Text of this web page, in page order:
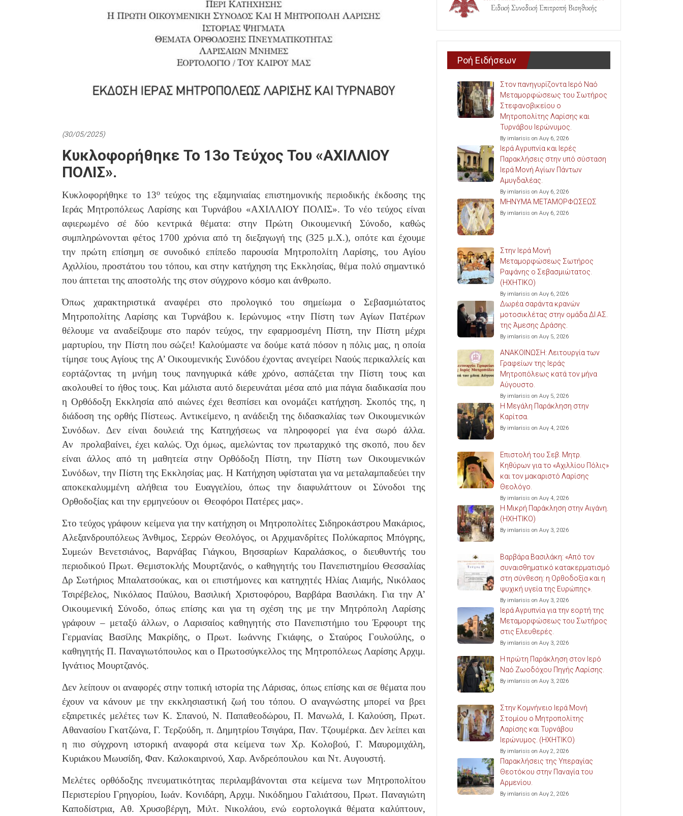
(30/05/2025)
Κυκλοφορήθηκε Το 13ο Τεύχος Του «ΑΧΙΛΛΙΟΥ
ΠΟΛΙΣ».
Κυκλοφορήθηκε το 13οτεύχος της εξαμηνιαίας επιστημονικής περιοδικής έκδοσης της
Ιεράς Μητροπόλεως Λαρίσης και Τυρνάβου «ΑΧΙΛΛΙΟΥ ΠΟΛΙΣ». Το νέο τεύχος είναι
αφιερωμένο σέ δύο κεντρικά θέματα: στην Πρώτη Οικουμενική Σύνοδο, καθώς
συμπληρώνονται φέτος 1700 χρόνια από τη διεξαγωγή της (325 μ.Χ.), οπότε και έχουμε
την πρώτη επίσημη σε συνοδικό επίπεδο παρουσία Μητροπολίτη Λαρίσης, του Αγίου
Αχιλλίου, προστάτου του τόπου, και στην κατήχηση της Εκκλησίας, θέμα πολύ σημαντικό
που άπτεται της αποστολής της στον σύγχρονο κόσμο και άνθρωπο.
Όπως χαρακτηριστικά αναφέρει στο προλογικό του σημείωμα ο Σεβασμιώτατος
Μητροπολίτης Λαρίσης και Τυρνάβου κ. Ιερώνυμος «την Πίστη των Αγίων Πατέρων
θέλουμε να αναδείξουμε στο παρόν τεύχος, την εφαρμοσμένη Πίστη, την Πίστη μέχρι
μαρτυρίου, την Πίστη που σώζει! Καλούμαστε να δούμε κατά πόσον η πόλις μας, η οποία
τίμησε τους Αγίους της Α’ Οικουμενικής Συνόδου έχοντας ανεγείρει Ναούς περικαλλείς και
εορτάζοντας τη μνήμη τους πανηγυρικά κάθε χρόνο, ασπάζεται την Πίστη τους και
ακολουθεί το ήθος τους. Και μάλιστα αυτό διερευνάται μέσα από μια πάγια διαδικασία που
η Ορθόδοξη Εκκλησία από αιώνες έχει θεσπίσει και ονομάζει κατήχηση. Σκοπός της, η
διάδοση της ορθής Πίστεως. Αντικείμενο, η ανάδειξη της διδασκαλίας των Οικουμενικών
Συνόδων. Δεν είναι δουλειά της Κατηχήσεως να πληροφορεί για ένα σωρό άλλα.
Αν προλαβαίνει, έχει καλώς. Όχι όμως, αμελώντας τον πρωταρχικό της σκοπό, που δεν
είναι άλλος από τη μαθητεία στην Ορθόδοξη Πίστη, την Πίστη των Οικουμενικών
Συνόδων, την Πίστη της Εκκλησίας μας. Η Κατήχηση υφίσταται για να μεταλαμπαδεύει την
αποκεκαλυμμένη αλήθεια του Ευαγγελίου, όπως την διαφυλάττουν οι Σύνοδοι της
Ορθοδοξίας και την ερμηνεύουν οι Θεοφόροι Πατέρες μας».
Στο τεύχος γράφουν κείμενα για την κατήχηση οι Μητροπολίτες Σιδηροκάστρου Μακάριος,
Αλεξανδρουπόλεως Άνθιμος, Σερρών Θεολόγος, οι Αρχιμανδρίτες Πολύκαρπος Μπόγρης,
Συμεών Βενετσιάνος, Βαρνάβας Γιάγκου, Βησσαρίων Καραλάσκος, ο διευθυντής του
περιοδικού Πρωτ. Θεμιστοκλής Μουρτζανός, ο καθηγητής του Πανεπιστημίου Θεσσαλίας
Δρ Σωτήριος Μπαλατσούκας, και οι επιστήμονες και κατηχητές Ηλίας Λιαμής, Νικόλαος
Τσιρέβελος, Νικόλαος Παύλου, Βασιλική Χριστοφόρου, Βαρβάρα Βασιλάκη. Για την Α’
Οικουμενική Σύνοδο, όπως επίσης και για τη σχέση της με την Μητρόπολη Λαρίσης
γράφουν – μεταξύ άλλων, ο Λαρισαίος καθηγητής στο Πανεπιστήμιο του Έρφουρτ της
Γερμανίας Βασίλης Μακρίδης, ο Πρωτ. Ιωάννης Γκιάφης, ο Σταύρος Γουλούλης, ο
καθηγητής Π. Παναγιωτόπουλος και ο Πρωτοσύγκελλος της Μητροπόλεως Λαρίσης Αρχιμ.
Ιγνάτιος Μουρτζανός.
Δεν λείπουν οι αναφορές στην τοπική ιστορία της Λάρισας, όπως επίσης και σε θέματα που
έχουν να κάνουν με την εκκλησιαστική ζωή του τόπου. Ο αναγνώστης μπορεί να βρει
εξαιρετικές μελέτες των Κ. Σπανού, Ν. Παπαθεοδώρου, Π. Μανωλά, Ι. Καλούση, Πρωτ.
Αθανασίου Γκατζώνα, Γ. Τερζούδη, π. Δημητρίου Τσιγάρα, Παν. Τζουμέρκα. Δεν λείπει και
η πιο σύγχρονη ιστορική αναφορά στα κείμενα των Χρ. Κολοβού, Γ. Μαυρομιχάλη,
Κυριάκου Μωυσίδη, Φαν. Καλοκαιρινού, Χαρ. Ανδρεόπουλου και Ντ. Αυγουστή.
Μελέτες ορθόδοξης πνευματικότητας περιλαμβάνονται στα κείμενα των Μητροπολίτου
Περιστερίου Γρηγορίου, Ιωάν. Κονιδάρη, Αρχιμ. Νικόδημου Γαλιάτσου, Πρωτ. Παναγιώτη
Καποδίστρια, Αθ. Χρυσοβέργη, Μιλτ. Νικολάου, ενώ εορτολογικά θέματα καλύπτουν,
Ροή Ειδήσεων
Στον πανηγυρίζοντα Ιερό Ναό
Μεταμορφώσεως του Σωτήρος
Στεφανοβικείου ο
Μητροπολίτης Λαρίσης και
Τυρνάβου Ιερώνυμος.
By imlarisis on Αυγ 6, 2026
Ιερά Αγρυπνία και Ιερές
Παρακλήσεις στην υπό σύσταση
Ιερά Μονή Αγίων Πάντων
Αμυγδαλέας.
By imlarisis on Αυγ 6, 2026
ΜΗΝΥΜΑ ΜΕΤΑΜΟΡΦΩΣΕΩΣ
By imlarisis on Αυγ 6, 2026
Στην Ιερά Μονή
Μεταμορφώσεως Σωτήρος
Ραψάνης ο Σεβασμιώτατος.
(ΗΧΗΤΙΚΟ)
By imlarisis on Αυγ 6, 2026
Δωρέα σαράντα κρανών
μοτοσικλέτας στην ομάδα ΔΙ.ΑΣ.
της Άμεσης Δράσης.
By imlarisis on Αυγ 5, 2026
ΑΝΑΚΟΙΝΩΣΗ: Λειτουργία των
Γραφείων της Ιεράς
Μητροπόλεως κατά τον μήνα
Αύγουστο.
By imlarisis on Αυγ 5, 2026
Η Μεγάλη Παράκληση στην
Καρίτσα.
By imlarisis on Αυγ 4, 2026
Επιστολή του Σεβ. Μητρ.
Κηθύρων για το «Αχιλλίου Πόλις»
και τον μακαριστό Λαρίσης
Θεολόγο.
By imlarisis on Αυγ 4, 2026
Η Μικρή Παράκληση στην Αιγάνη.
(ΗΧΗΤΙΚΟ)
By imlarisis on Αυγ 3, 2026
Βαρβάρα Βασιλάκη: «Από τον
συναισθηματικό κατακερματισμό
στη σύνθεση: η Ορθοδοξία και η
ψυχική υγεία της Ευρώπης».
By imlarisis on Αυγ 3, 2026
Ιερά Αγρυπνία για την εορτή της
Μεταμορφώσεως του Σωτήρος
στις Ελευθερές.
By imlarisis on Αυγ 3, 2026
Η πρώτη Παράκληση στον Ιερό
Ναό Ζωοδόχου Πηγής Λαρίσης.
By imlarisis on Αυγ 3, 2026
Στην Κομνήνειο Ιερά Μονή
Στομίου ο Μητροπολίτης
Λαρίσης και Τυρνάβου
Ιερώνυμος. (ΗΧΗΤΙΚΟ)
By imlarisis on Αυγ 2, 2026
Παρακλήσεις της Υπεραγίας
Θεοτόκου στην Παναγία του
Αρμενίου.
By imlarisis on Αυγ 2, 2026